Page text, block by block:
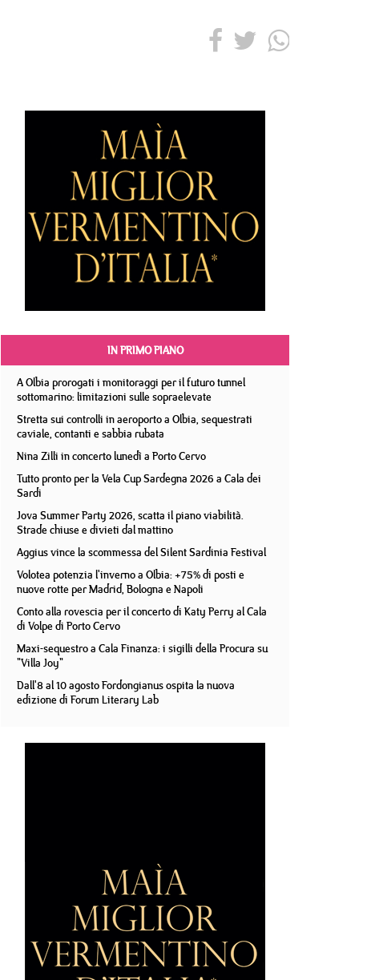
IN PRIMO PIANO
A Olbia prorogati i monitoraggi per il futuro tunnel
sottomarino: limitazioni sulle sopraelevate
Stretta sui controlli in aeroporto a Olbia, sequestrati
caviale, contanti e sabbia rubata
Nina Zilli in concerto lunedì a Porto Cervo
Tutto pronto per la Vela Cup Sardegna 2026 a Cala dei
Sardi
Jova Summer Party 2026, scatta il piano viabilità.
Strade chiuse e divieti dal mattino
Aggius vince la scommessa del Silent Sardinia Festival
Volotea potenzia l'inverno a Olbia: +75% di posti e
nuove rotte per Madrid, Bologna e Napoli
Conto alla rovescia per il concerto di Katy Perry al Cala
di Volpe di Porto Cervo
Maxi-sequestro a Cala Finanza: i sigilli della Procura su
"Villa Joy"
Dall'8 al 10 agosto Fordongianus ospita la nuova
edizione di Forum Literary Lab